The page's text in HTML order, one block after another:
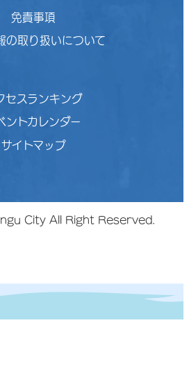
免責事項
の取り扱いについて
セスランキング
ントカレンダー
サイトマップ
City All Right Reserved.